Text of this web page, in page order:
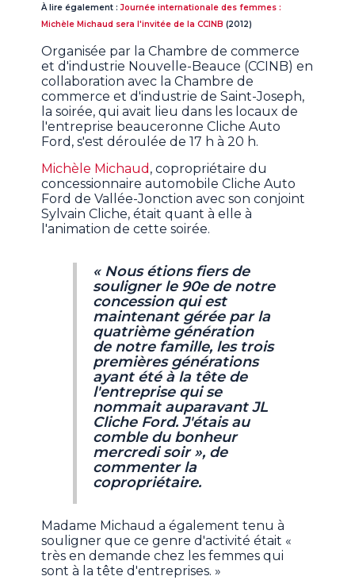
À lire également :Journée internationale des femmes :
Michèle Michaud sera l'invitée de la CCINB (2012)
Organisée par la Chambre de commerce
et d'industrie Nouvelle-Beauce (CCINB) en
collaboration avec la Chambre de
commerce et d'industrie de Saint-Joseph,
la soirée, qui avait lieu dans les locaux de
l'entreprise beauceronne Cliche Auto
Ford, s'est déroulée de 17 h à 20 h.
Michèle Michaud , copropriétaire du
concessionnaire automobile Cliche Auto
Ford de Vallée-Jonction avec son conjoint
Sylvain Cliche, était quant à elle à
l'animation de cette soirée.
« Nous étions fiers de
souligner le 90e de notre
concession qui est
maintenant gérée par la
quatrième génération
de notre famille, les trois
premières générations
ayant été à la tête de
l'entreprise qui se
nommait auparavant JL
Cliche Ford. J'étais au
comble du bonheur
mercredi soir », de
commenter la
copropriétaire.
Madame Michaud a également tenu à
souligner que ce genre d'activité était «
très en demande chez les femmes qui
sont à la tête d'entreprises. »